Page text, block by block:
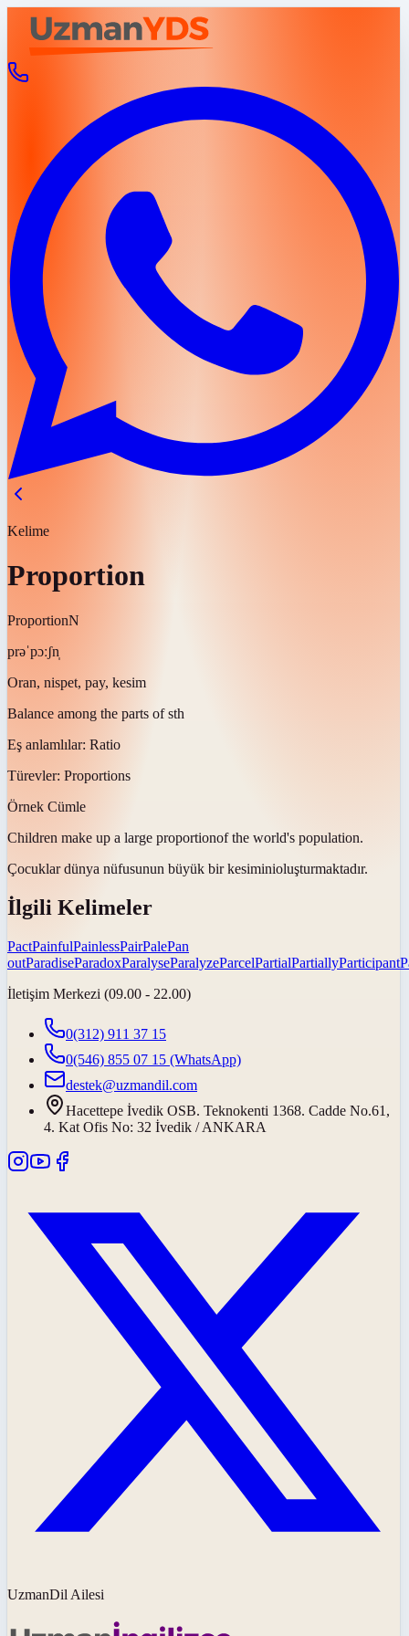
Kelime
Proportion
ProportionN
prəˈpɔːʃn̩
Oran, nispet, pay, kesim
Balance among the parts of sth
Eş anlamlılar: Ratio
Türevler: Proportions
Örnek Cümle
Children make up a large proportionof the world's population.
Çocuklar dünya nüfusunun büyük bir kesiminioluşturmaktadır.
İlgili Kelimeler
PactPainfulPainlessPairPalePan
outParadiseParadoxParalyseParalyzeParcelPartialPartiallyParticipant
İletişim Merkezi (09.00 - 22.00)
0(312) 911 37 15
0(546) 855 07 15 (WhatsApp)
destek@uzmandil.com
Hacettepe İvedik OSB. Teknokenti 1368. Cadde No.61,
4. Kat Ofis No: 32 İvedik / ANKARA
UzmanDil Ailesi